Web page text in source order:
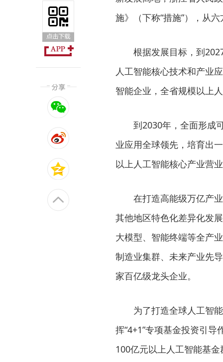
施》（下称“措施”），从
根据发展目标，到2027
人工智能核心技术和产业
智能企业，全省规模以上
到2030年，全面形成可
业应用全球领先，培育出
以上人工智能核心产业营
在打造高能级万亿产业
其他地区特色化差异化发
大模型、智能终端等全产
制造业集群、未来产业先
家百亿级龙头企业。
为了打造全球人工智能
挥“4+1”专项基金投资引
100亿元以上人工智能基